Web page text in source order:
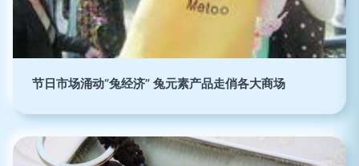
节日市场涌动“兔经济” 兔元素产品走俏各大商场